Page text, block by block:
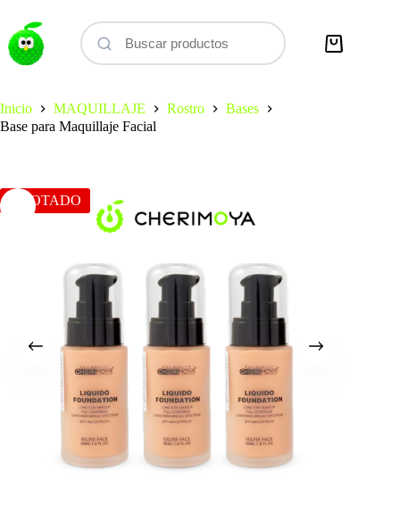
contenido
Carro
Inicio
MAQUILLAJE Rostro
Bases
Base para Maquillaje Facial
AGOTADO